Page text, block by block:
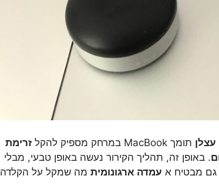
תומך MacBook במרחק מספיק להקל
זרימת
. באופן זה, תהליך הקירור נעשה באופן טבעי, מבלי
גם מבטיח א עמדה ארגונומית מה שמקל על הקלדה